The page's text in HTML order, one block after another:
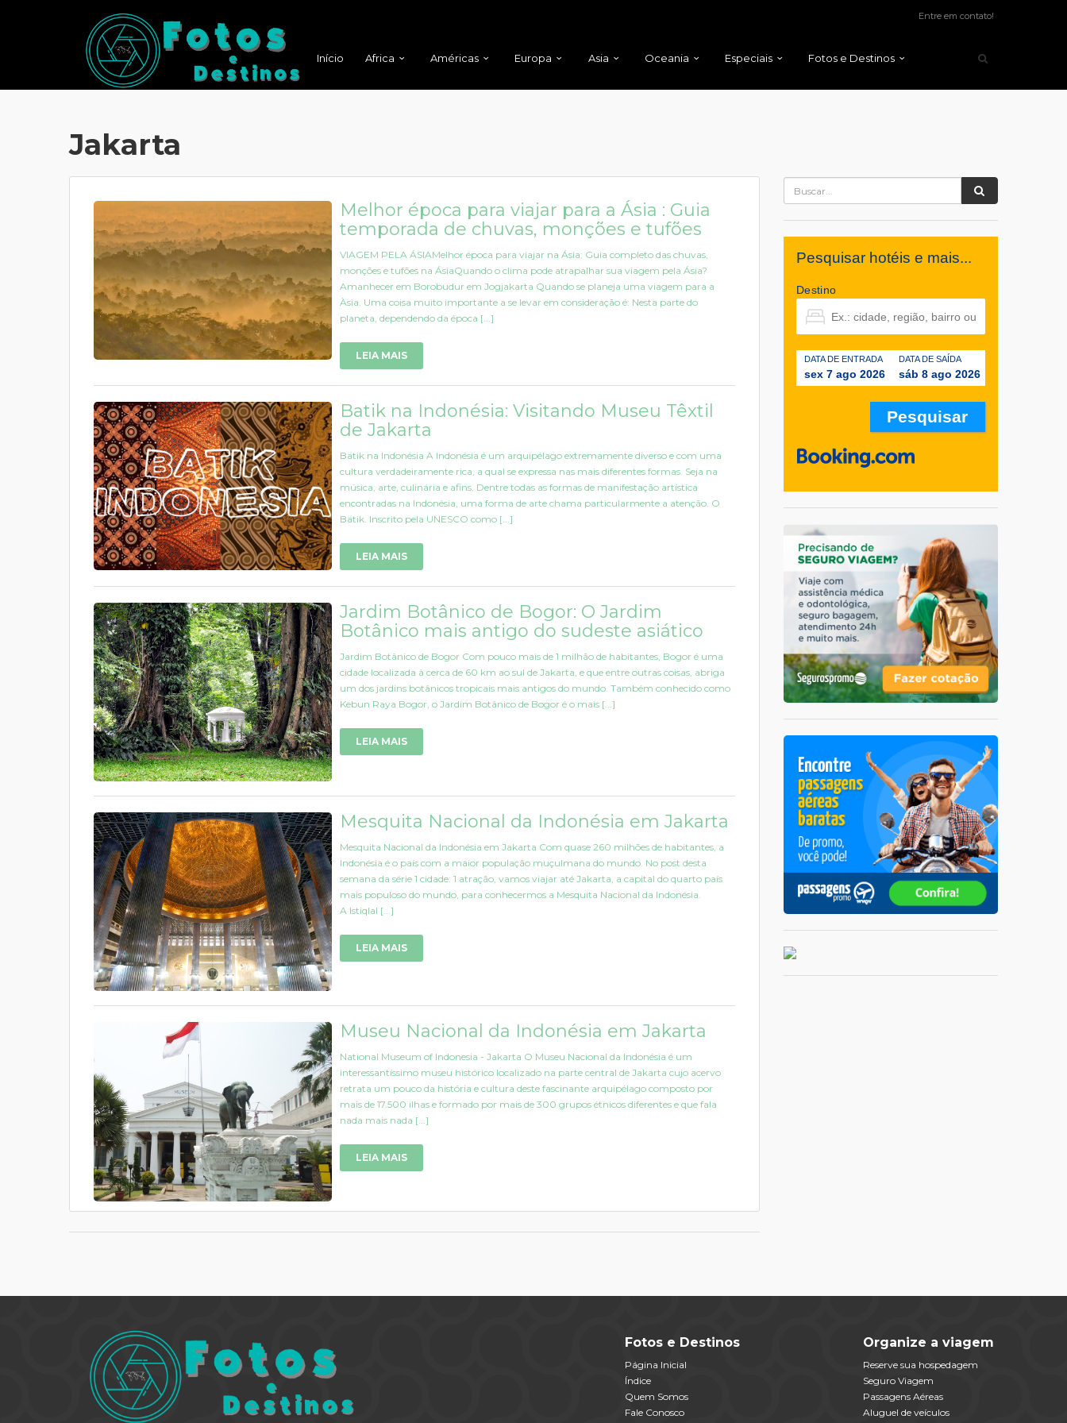
Entre em contato!
Início Africa Américas Europa Asia Oceania Especiais Fotos e Destinos
Jakarta
Melhor época para viajar para a Ásia : Guia
temporada de chuvas, monções e tufões
VIAGEM PELA ÁSIAMelhor época para viajar na Ásia: Guia completo das chuvas,
monções e tufões na ÁsiaQuando o clima pode atrapalhar sua viagem pela Ásia?
Amanhecer em Borobudur em Jogjakarta Quando se planeja uma viagem para a
Àsia. Uma coisa muito importante a se levar em consideração é: Nesta parte do
planeta, dependendo da época [...]
LEIA MAIS
Batik na Indonésia: Visitando Museu Têxtil
de Jakarta
Batik na Indonésia A Indonésia é um arquipélago extremamente diverso e com uma
cultura verdadeiramente rica, a qual se expressa nas mais diferentes formas. Seja na
música, arte, culinária e afins. Dentre todas as formas de manifestação artística
encontradas na Indonésia, uma forma de arte chama particularmente a atenção. O
Batik. Inscrito pela UNESCO como [...]
LEIA MAIS
Jardim Botânico de Bogor: O Jardim
Botânico mais antigo do sudeste asiático
Jardim Botânico de Bogor Com pouco mais de 1 milhão de habitantes, Bogor é uma
cidade localizada à cerca de 60 km ao sul de Jakarta, e que entre outras coisas, abriga
um dos jardins botânicos tropicais mais antigos do mundo. Também conhecido como
Kebun Raya Bogor, o Jardim Botânico de Bogor é o mais [...]
LEIA MAIS
Mesquita Nacional da Indonésia em Jakarta
Mesquita Nacional da Indonésia em Jakarta Com quase 260 milhões de habitantes, a
Indonésia é o país com a maior população muçulmana do mundo. No post desta
semana da série 1 cidade: 1 atração, vamos viajar até Jakarta, a capital do quarto país
mais populoso do mundo, para conhecermos a Mesquita Nacional da Indonésia.
A Istiqlal [...]
LEIA MAIS
Museu Nacional da Indonésia em Jakarta
National Museum of Indonesia - Jakarta O Museu Nacional da Indonésia é um
interessantíssimo museu histórico localizado na parte central de Jakarta cujo acervo
retrata um pouco da história e cultura deste fascinante arquipélago composto por
mais de 17.500 ilhas e formado por mais de 300 grupos étnicos diferentes e que fala
nada mais nada [...]
LEIA MAIS
Pesquisar hotéis e mais...
Destino
DATA DE ENTRADA
sex 7 ago 2026
DATA DE SAÍDA
sáb 8 ago 2026
Fotos e Destinos
Página Inicial
Índice
Quem Somos
Fale Conosco
Organize a viagem
Reserve sua hospedagem
Seguro Viagem
Passagens Aéreas
Aluguel de veículos